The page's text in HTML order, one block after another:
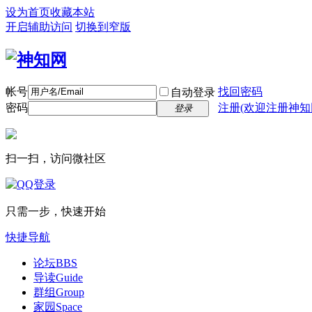
设为首页收藏本站
开启辅助访问 切换到窄版
帐号 自动登录 找回密码
密码
登录 注册(欢迎注册神
扫一扫，访问微社区
只需一步，快速开始
快捷导航
论坛BBS
导读Guide
群组Group
家园 Space